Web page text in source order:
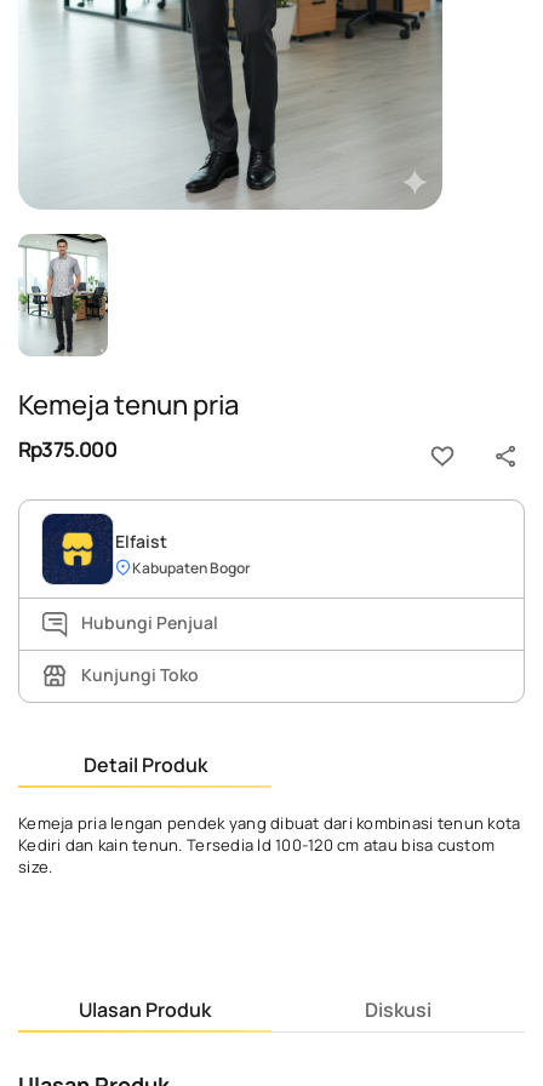
Kemeja tenun pria
Rp375.000
Elfaist
Kabupaten Bogor
Hubungi Penjual
Kunjungi Toko
Detail Produk
Kemeja pria lengan pendek yang dibuat dari kombinasi tenun kota
Kediri dan kain tenun. Tersedia ld 100-120 cm atau bisa custom
size.
Ulasan Produk Diskusi